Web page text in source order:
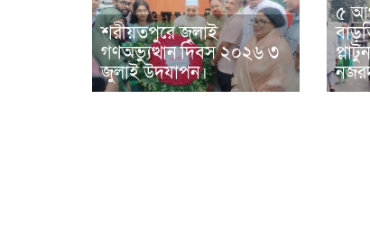
শরীয়তপুরে জুলাই
গণঅভ্যুত্থান দিবস ২০২৬ ৩
জুলাই উদযাপন।
৫